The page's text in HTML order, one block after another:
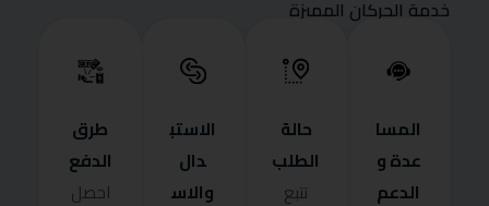
خدمة الحركان المميزة
المسا
عدة و
الدعم
حالة
الطلب
تتبع
الاستب
دال
والاس
طرق
الدفع
احصل